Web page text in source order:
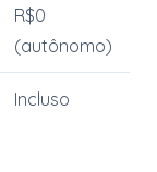
R$0
(autônomo)
Incluso